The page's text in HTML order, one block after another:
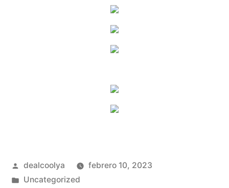
Publicado
por
dealcoolya
febrero 10, 2023
Publicado
Uncategorized